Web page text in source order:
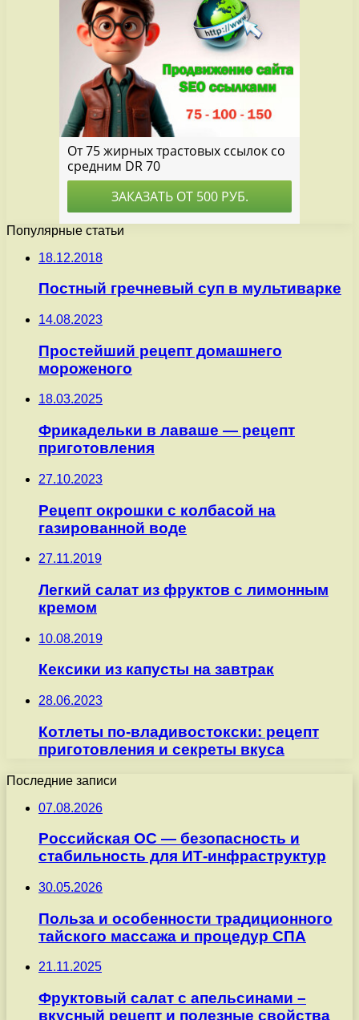
Популярные статьи
18.12.2018
Постный гречневый суп в мультиварке
14.08.2023
Простейший рецепт домашнего
мороженого
18.03.2025
Фрикадельки в лаваше — рецепт
приготовления
27.10.2023
Рецепт окрошки с колбасой на
газированной воде
27.11.2019
Легкий салат из фруктов с лимонным
кремом
10.08.2019
Кексики из капусты на завтрак
28.06.2023
Котлеты по-владивостокски: рецепт
приготовления и секреты вкуса
Последние записи
07.08.2026
Российская ОС — безопасность и
стабильность для ИТ-инфраструктур
30.05.2026
Польза и особенности традиционного
тайского массажа и процедур СПА
21.11.2025
Фруктовый салат с апельсинами –
вкусный рецепт и полезные свойства